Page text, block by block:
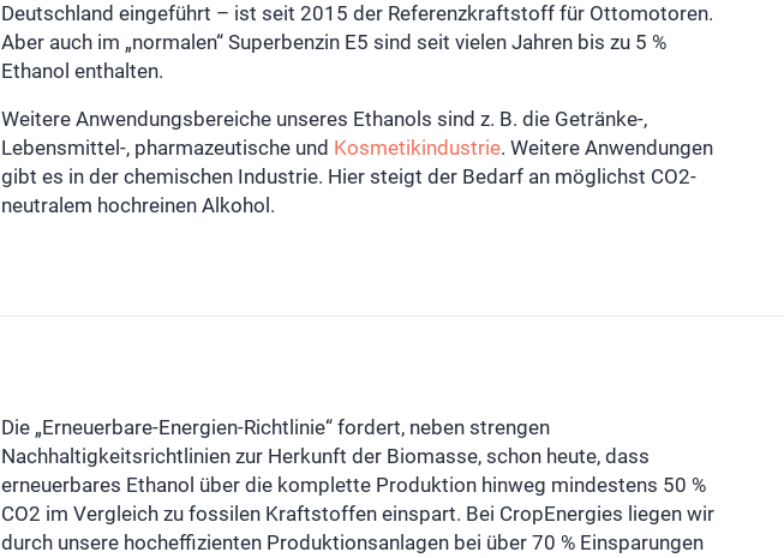
Deutschland eingeführt – ist seit 2015 der Referenzkraftstoff für Ottomotoren.
Aber auch im „normalen“ Superbenzin E5 sind seit vielen Jahren bis zu 5 %
Ethanol enthalten.
Weitere Anwendungsbereiche unseres Ethanols sind z. B. die Getränke-,
Lebensmittel-, pharmazeutische und Kosmetikindustrie. Weitere Anwendungen
gibt es in der chemischen Industrie. Hier steigt der Bedarf an möglichst CO2-
neutralem hochreinen Alkohol.
Die „Erneuerbare-Energien-Richtlinie“ fordert, neben strengen
Nachhaltigkeitsrichtlinien zur Herkunft der Biomasse, schon heute, dass
erneuerbares Ethanol über die komplette Produktion hinweg mindestens 50 %
CO2 im Vergleich zu fossilen Kraftstoffen einspart. Bei CropEnergies liegen wir
durch unsere hocheffizienten Produktionsanlagen bei über 70 % Einsparungen